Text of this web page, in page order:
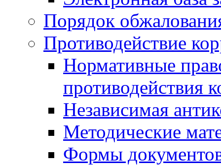
Порядок
Противодействие
Нормативные
противодействия
Независимая
Методические
Формы